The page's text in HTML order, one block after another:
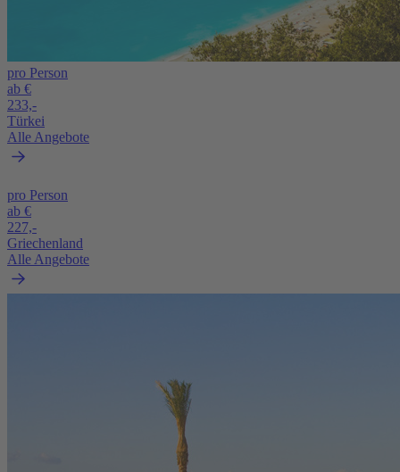
pro Person
ab €
233,-
Türkei
Alle Angebote
pro Person
ab €
227,-
Griechenland
Alle Angebote